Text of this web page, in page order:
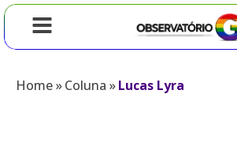
Home»Coluna »Lucas Lyra